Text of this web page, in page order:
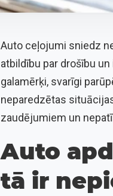
Auto ceļojumi sniedz
atbildību par drošību
galamērķi, svarīgi
neparedzētas
zaudējumiem un
Auto
tā ir